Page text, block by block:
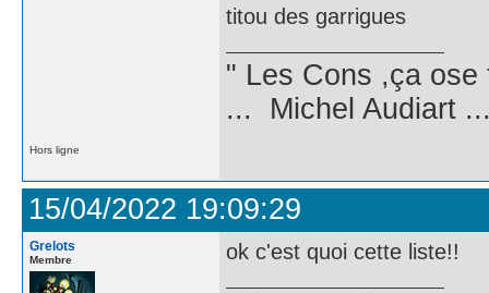
titou des garrigues
" Les Cons ,ça
... Michel Audiart
Hors ligne
15/04/2022 19:09:29
Grelots
Membre ok c'est quoi cette liste!!